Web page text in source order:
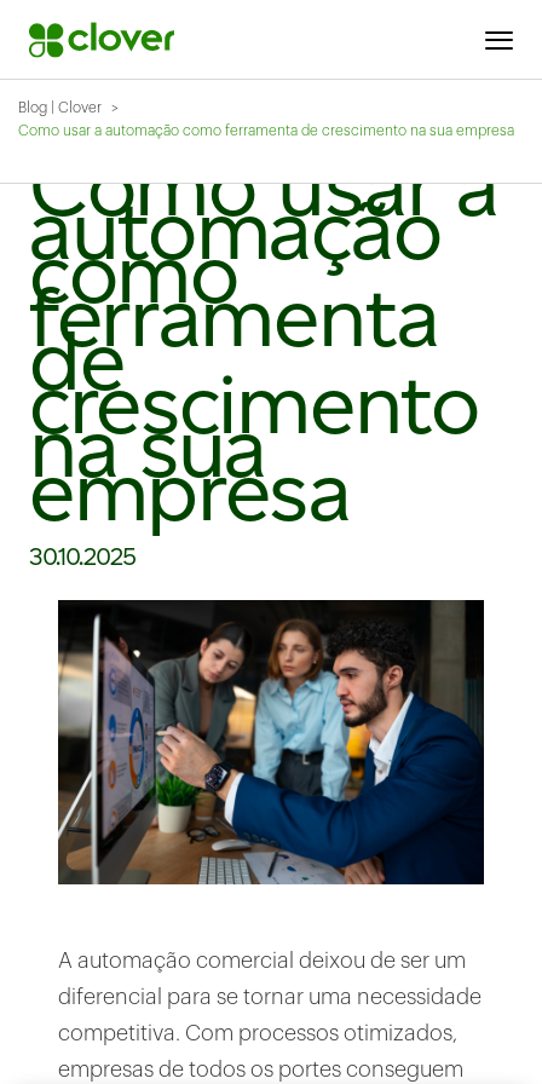
Blog | Clover
Como usar a automação como ferramenta de crescimento na sua empresa
Como usar a
automação
como
ferramenta
de
crescimento
na sua
empresa
30.10.2025
A automação comercial deixou de ser um
diferencial para se tornar uma necessidade
competitiva. Com processos otimizados,
empresas de todos os portes conseguem